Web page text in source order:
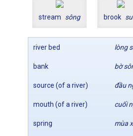
stream sông brook
river bed lòng
bank bờ
source (of a river) đầu
mouth (of a river) cuối
spring mùa